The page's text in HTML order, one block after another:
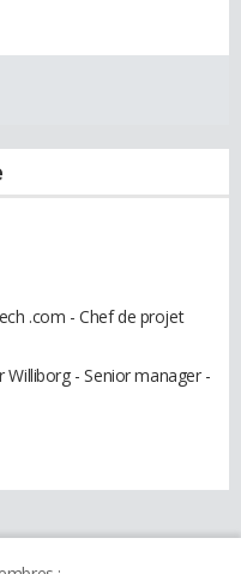
.com - Chef de projet
- Senior manager -